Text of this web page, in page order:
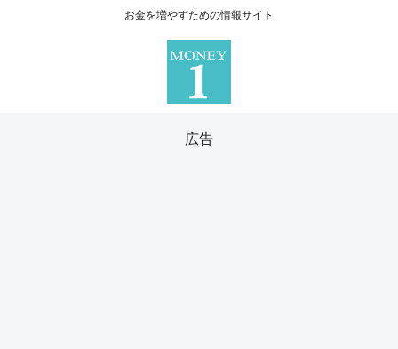
お金を増やすための情報サイト
広告